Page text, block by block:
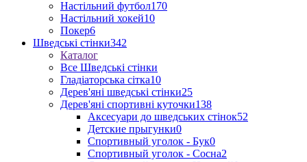
Настільний футбол170
Настільний хокей10
Покер6
Шведські стінки342
Каталог
Все Шведські стінки
Гладіаторська сітка10
Дерев'яні шведські стінки25
Дерев'яні спортивні куточки138
Аксесуари до шведських стінок52
Детские прыгунки0
Спортивный уголок - Бук0
Спортивный уголок - Сосна2